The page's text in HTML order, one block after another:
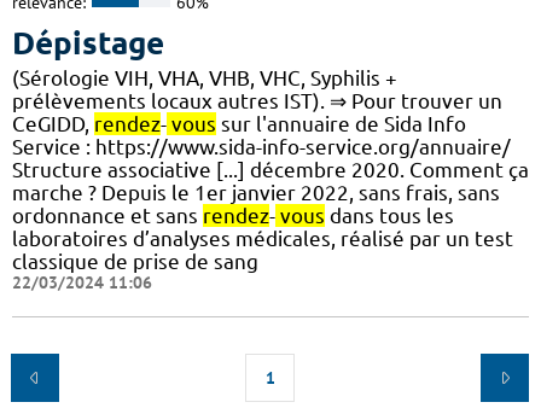
Dépistage
(Sérologie VIH, VHA, VHB, VHC, Syphilis +
prélèvements locaux autres IST). ⇒ Pour trouver un
CeGIDD, rendez- vous sur l'annuaire de Sida Info
Service : https://www.sida-info-service.org/annuaire/
Structure associative [...] décembre 2020. Comment ça
marche ? Depuis le 1er janvier 2022, sans frais, sans
ordonnance et sans rendez- vous dans tous les
laboratoires d’analyses médicales, réalisé par un test
classique de prise de sang
22/03/2024 11:06
1